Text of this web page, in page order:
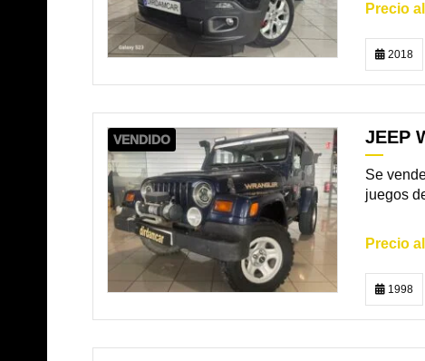
2018
VENDIDO JEEP
Se
juegos
1998